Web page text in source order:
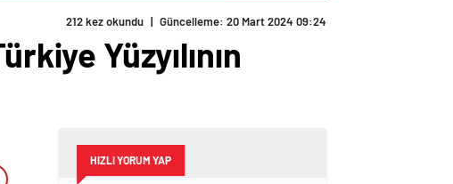
212 kez okundu | Güncelleme: 20 Mart 2024 09:24
Yüzyılının
HIZLI YORUM YAP